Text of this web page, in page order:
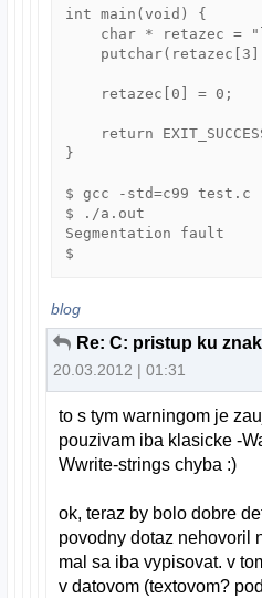
int main(void) {
char * retazec =
    retazec[0] = 0;
return
}
$ gcc -
$ ./a.out
Segmentation fault
$
blog
20.03.2012 | 01:31
to s tym warningom je
pouzivam iba klasicke -
Wwrite-strings chyba :)
ok, teraz by bolo dobre
povodny dotaz nehovoril
mal sa iba vypisovat. v
v datovom (textovom?